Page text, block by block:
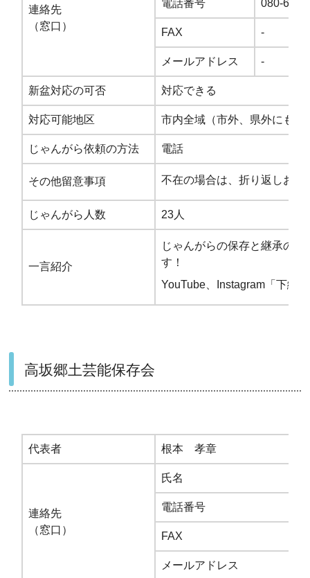
連絡先
（窓口）
電話番号 080-
FAX -
メールアドレス -
新盆対応の可否 対応できる
対応可能地区 市内全域（市外、県外にも
じゃんがら依頼の方法 電話
その他留意事項 不在の場合は、折り返しお電
じゃんがら人数 23人
一言紹介
じゃんがらの保存と継承の
す！
YouTube、Instagram「下綴
高坂郷土芸能保存会
代表者 根本 孝章
連絡先
（窓口）
氏名
電話番号
FAX
メールアドレス